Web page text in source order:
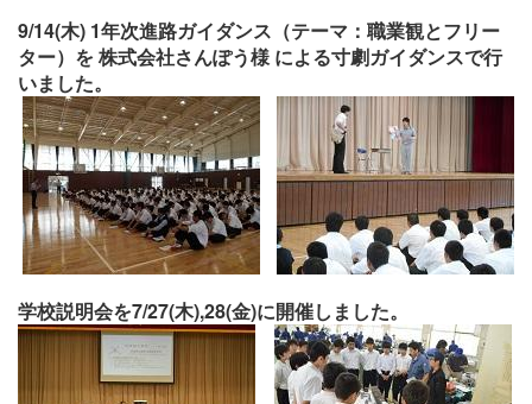
9/14(木) 1年次進路ガイダンス（テーマ：職業観とフリー
ター）を 株式会社さんぽう様 による寸劇ガイダンスで行
いました。
学校説明会を7/27(木),28(金)に開催しました。